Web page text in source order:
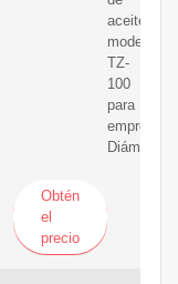
aceite
modelo
TZ-
100
para
empresas.
Diámetro
Obtén
el
precio